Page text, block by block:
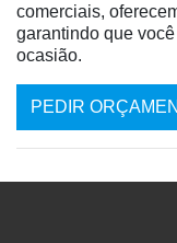
comerciais,
garantindo que
ocasião.
PEDIR